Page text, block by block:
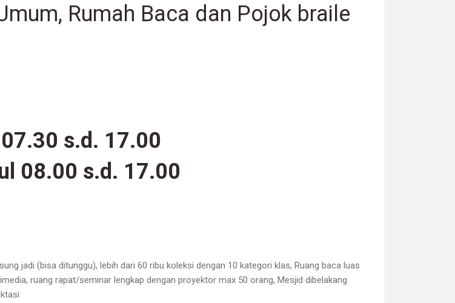
Rumah Baca dan Pojok braile
s.d. 17.00
08.00 s.d. 17.00
jadi (bisa ditunggu), lebih dari 60 ribu koleksi dengan 10 kategori klas, Ruang baca luas
ruang rapat/seminar lengkap dengan proyektor max 50 orang, Mesjid dibelakang